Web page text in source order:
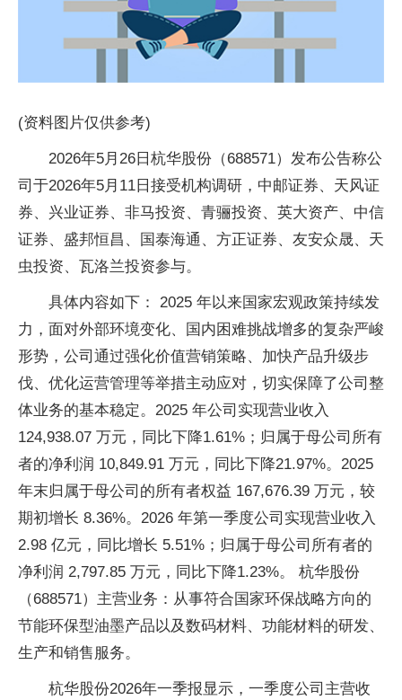
(资料图片仅供参考)
2026年5月26日杭华股份（688571）发布公告称公
司于2026年5月11日接受机构调研，中邮证券、天风证
券、兴业证券、非马投资、青骊投资、英大资产、中信
证券、盛邦恒昌、国泰海通、方正证券、友安众晟、天
虫投资、瓦洛兰投资参与。
具体内容如下： 2025 年以来国家宏观政策持续发
力，面对外部环境变化、国内困难挑战增多的复杂严峻
形势，公司通过强化价值营销策略、加快产品升级步
伐、优化运营管理等举措主动应对，切实保障了公司整
体业务的基本稳定。2025 年公司实现营业收入
124,938.07 万元，同比下降1.61%；归属于母公司所有
者的净利润 10,849.91 万元，同比下降21.97%。2025
年末归属于母公司的所有者权益 167,676.39 万元，较
期初增长 8.36%。2026 年第一季度公司实现营业收入
2.98 亿元，同比增长 5.51%；归属于母公司所有者的
净利润 2,797.85 万元，同比下降1.23%。 杭华股份
（688571）主营业务：从事符合国家环保战略方向的
节能环保型油墨产品以及数码材料、功能材料的研发、
生产和销售服务。
杭华股份2026年一季报显示，一季度公司主营收